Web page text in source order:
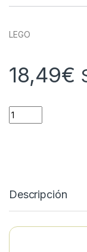
LEGO
18,49€
Quantity
Descripción